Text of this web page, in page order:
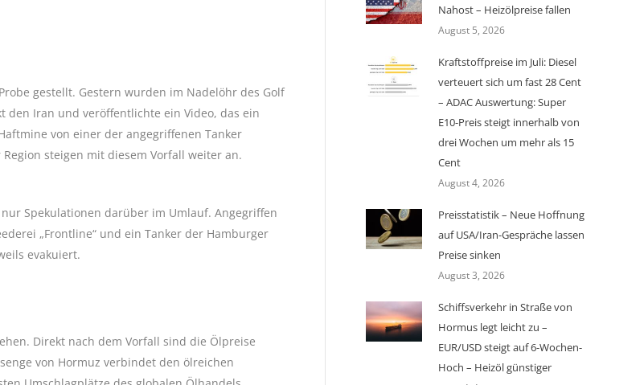
gestellt. Gestern wurden im Nadelöhr des Golf
den Iran und veröffentlichte ein Video, das ein
von einer der angegriffenen Tanker
steigen mit diesem Vorfall weiter an.
Spekulationen darüber im Umlauf. Angegriffen
„Frontline“ und ein Tanker der Hamburger
evakuiert.
Direkt nach dem Vorfall sind die Ölpreise
von Hormuz verbindet den ölreichen
Nahost – Heizölpreise fallen
August 5, 2026
Kraftstoffpreise im Juli: Diesel
verteuert sich um fast 28 Cent
– ADAC Auswertung: Super
E10-Preis steigt innerhalb von
drei Wochen um mehr als 15
Cent
August 4, 2026
Preisstatistik – Neue Hoffnung
auf USA/Iran-Gespräche lassen
Preise sinken
August 3, 2026
Schiffsverkehr in Straße von
Hormus legt leicht zu –
EUR/USD steigt auf 6-Wochen-
Hoch – Heizöl günstiger